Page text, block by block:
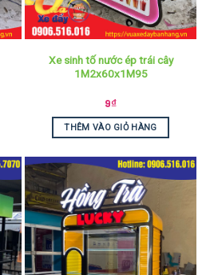
Xe sinh tố nước ép trái cây
1M2x60x1M95
9₫
THÊM VÀO GIỎ HÀNG